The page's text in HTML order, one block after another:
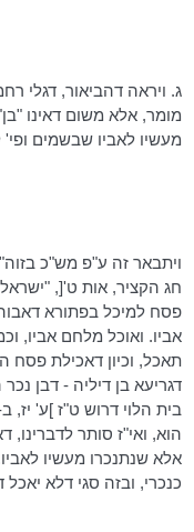
ג. ויראהדהביאור, דגלי
מומר, אלא משום דאינו
מעשיו לאביו שבשמים ופי'
ויתבאר זה ע"פ מש"כ
חג הקציר, אות ט'[,
פסח למיכל בפתורא
אביו. ואוכל מלחם אביו,
תאכל, וכיוןדאכילת פסח
דגריעא בן דיליה - דבן
בית הלוי דרוש ט"ז ]ע' יז,
הוא, ואי"ז סותר לדברינו,
אלאשנתנכרו מעשיו
כנכרי, ובזה סגי דלא יאכל